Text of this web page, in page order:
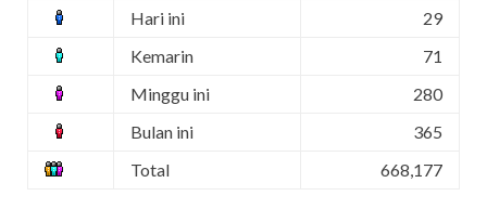
Hari ini
29
Kemarin
71
Minggu ini
280
Bulan ini
365
Total
668,177